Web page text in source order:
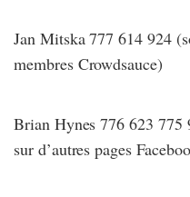
Jan Mitska 777 614 924
membres Crowdsauce)
Brian Hynes 776 623 775
sur d’autres pages